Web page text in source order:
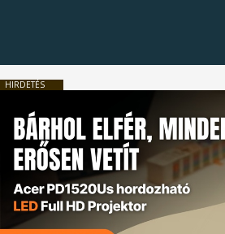
HIRDETÉS